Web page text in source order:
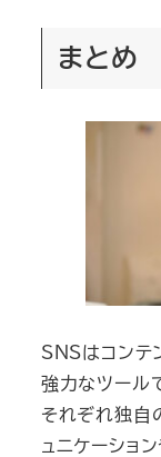
まとめ
SNSはコンテ
強力なツール
それぞれ独自
ュニケーショ